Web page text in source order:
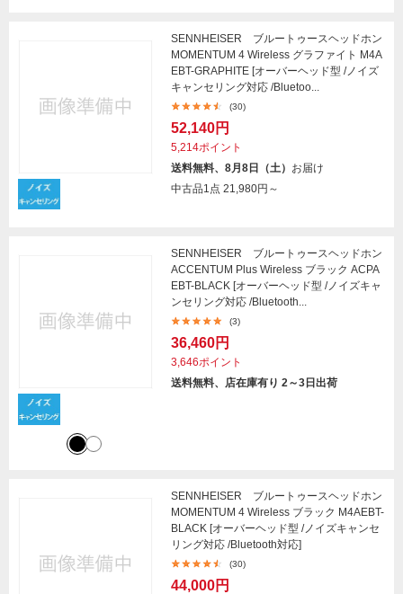
SENNHEISER ブルートゥースヘッドホン
MOMENTUM 4 Wireless グラファイト M4A
EBT-GRAPHITE [オーバーヘッド型 /ノイズ
キャンセリング対応 /Bluetoo...
(30)
52,140円
5,214ポイント
送料無料、8月8日（土） お届け
中古品1点 21,980円～
SENNHEISER ブルートゥースヘッドホン
ACCENTUM Plus Wireless ブラック ACPA
EBT-BLACK [オーバーヘッド型 /ノイズキャ
ンセリング対応 /Bluetooth...
(3)
36,460円
3,646ポイント
送料無料、店在庫有り 2～3日出荷
SENNHEISER ブルートゥースヘッドホン
MOMENTUM 4 Wireless ブラック M4AEBT-
BLACK [オーバーヘッド型 /ノイズキャンセ
リング対応 /Bluetooth対応]
(30)
44,000円